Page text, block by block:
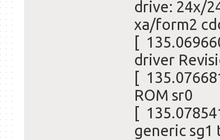
drive: 24x/
xa/form2
[
driver
[
ROM sr0
[
generic sg1